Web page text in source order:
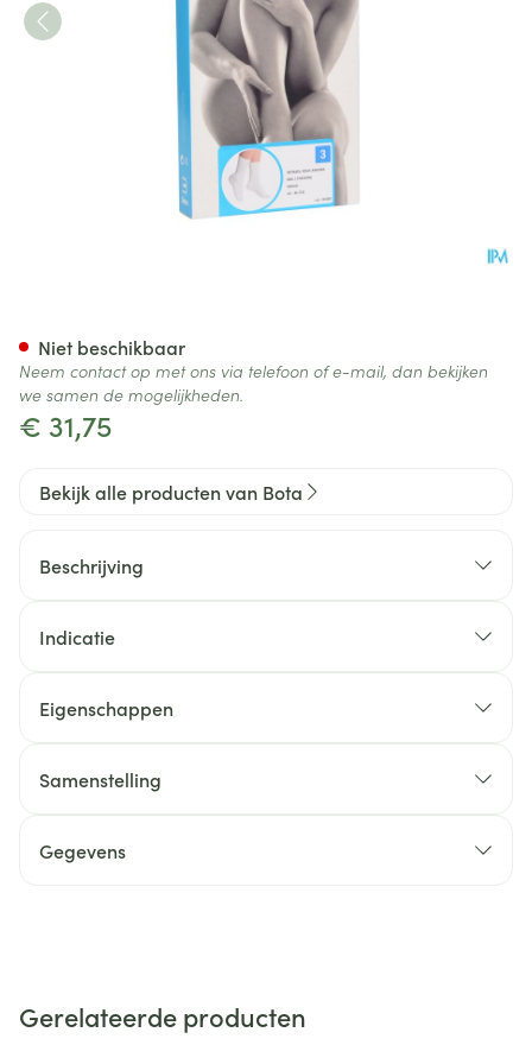
€ 31,75
Niet beschikbaar
Neem contact op met ons via telefoon of e-mail, dan bekijken
we samen de mogelijkheden.
Bekijk alle producten van Bota
Beschrijving
Indicatie
Eigenschappen
Samenstelling
Gegevens
Gerelateerde producten